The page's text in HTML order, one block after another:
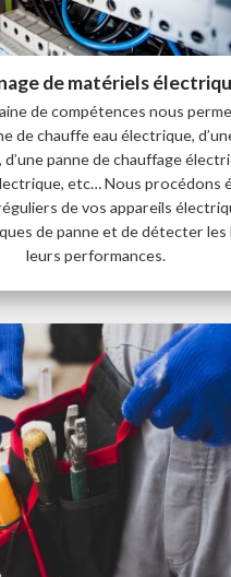
de matériels
de compétences nous
de chauffe eau électrique,
panne de chauffage
etc… Nous procédons
de vos appareils
de panne et de détecter les
leurs performances.